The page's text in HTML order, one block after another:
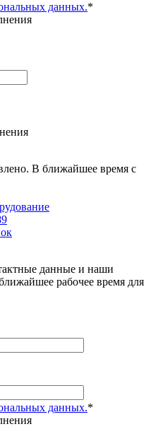
данных.*
В ближайшее время с
данные и наши
рабочее время для
данных.*